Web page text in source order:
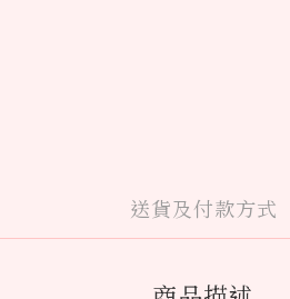
送貨及付款方式